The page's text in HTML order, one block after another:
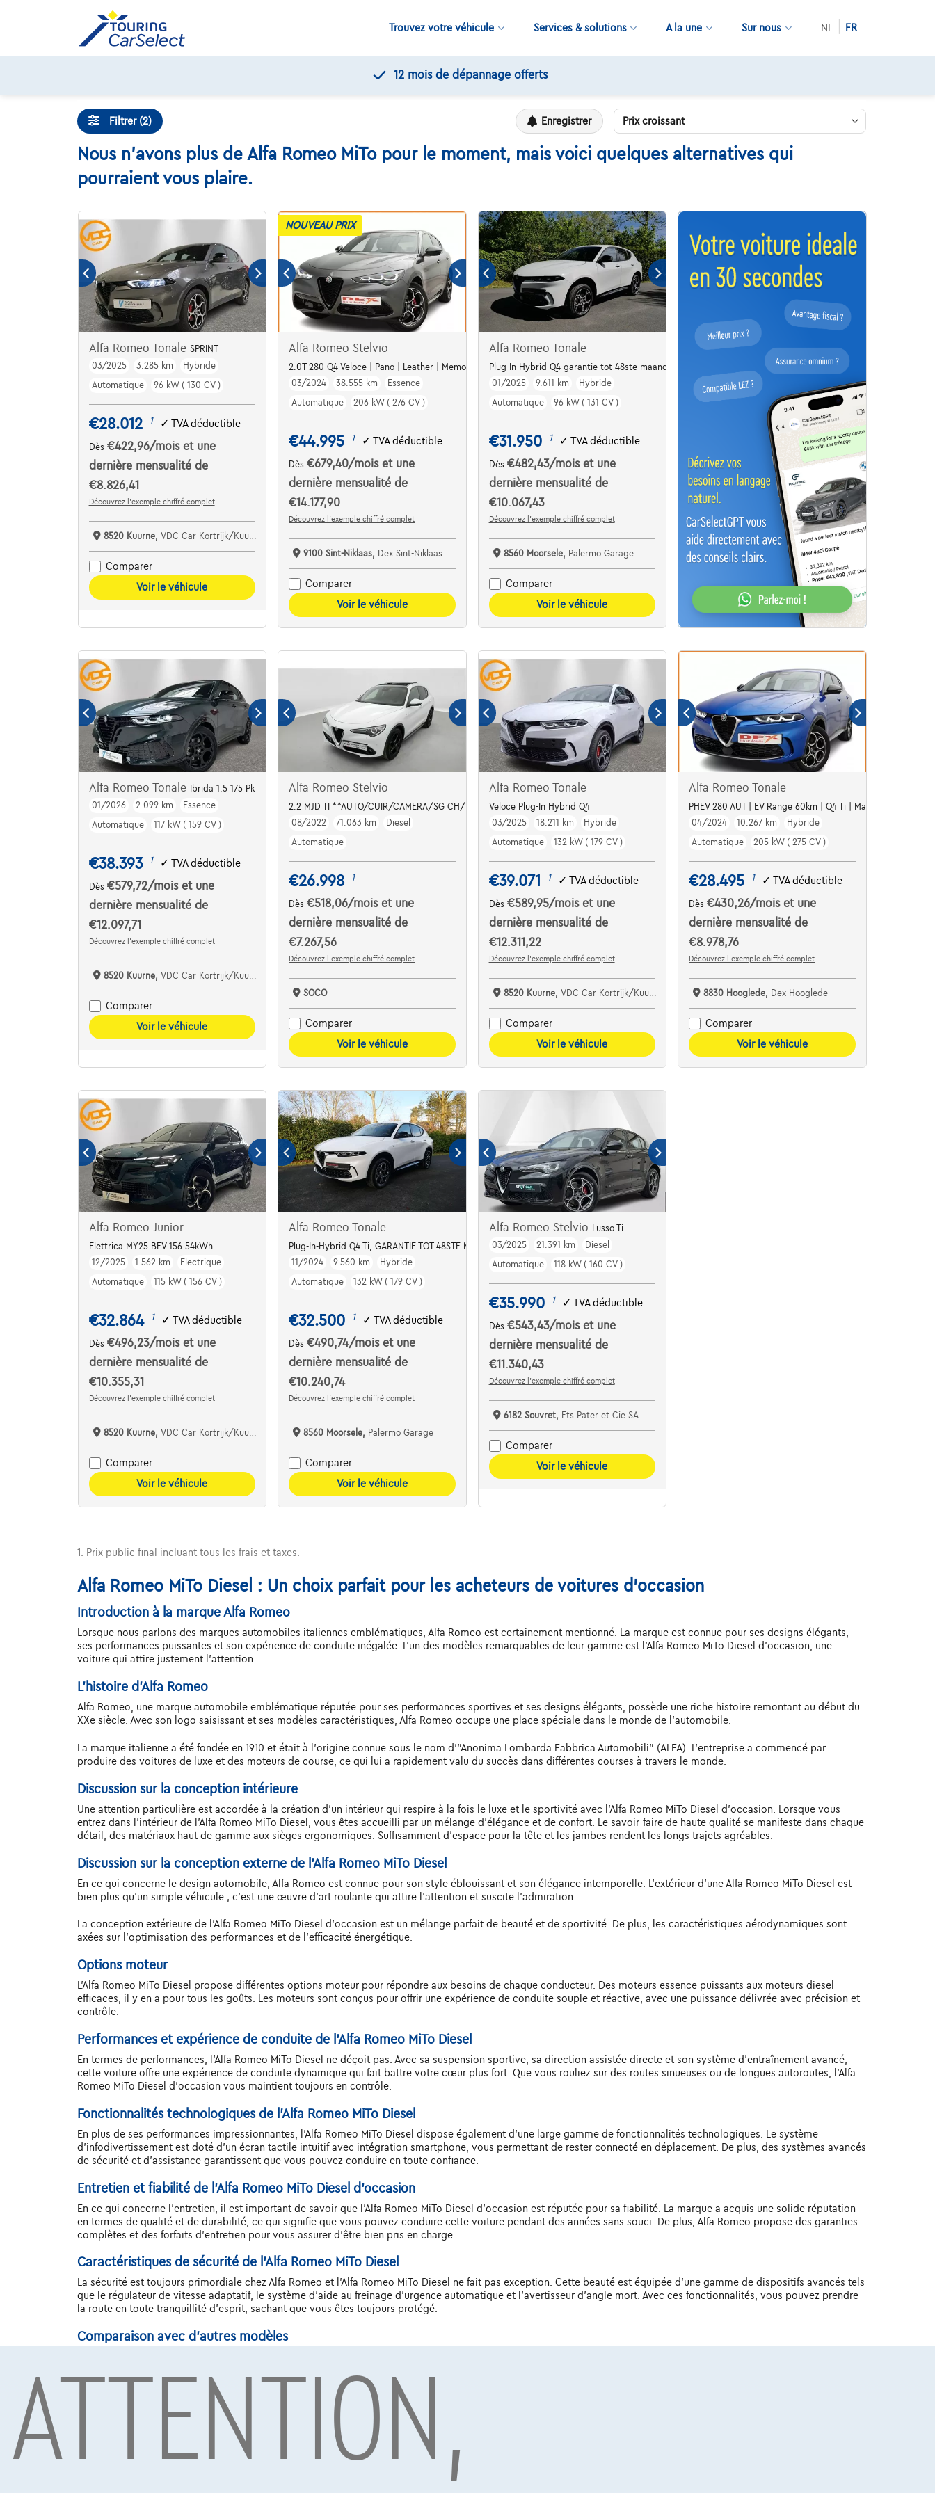
Trouvez votre véhicule Services & solutions A la une Sur nous NL FR
Filtrer (2) Enregistrer
Nous n'avons plus de Alfa Romeo MiTo pour le moment, mais voici quelques alternatives qui
pourraient vous plaire.
Alfa Romeo Tonale SPRINT
03/2025
3.285 km
Hybride
Automatique
96 kW ( 130 CV )
€28.012 1 ✓ TVA déductible
Dès €422,96/mois et une
dernière mensualité de
€8.826,41
Découvrez l’exemple chiffré complet
8520 Kuurne, VDC Car Kortrijk/Kuurne
Comparer
Voir le véhicule
NOUVEAU PRIX
Alfa Romeo Stelvio
2.0T 280 Q4 Veloce | Pano | Leather | Memory Seat | Harman Kardon Sound
03/2024
38.555 km
Essence
Automatique
206 kW ( 276 CV )
€44.995 1 ✓TVA déductible
Dès€679,40/moiset une
dernière mensualité de
€14.177,90
Découvrez l’exemple chiffré complet
9100 Sint-Niklaas, Dex Sint-Niklaas De Autospecialist bv
Comparer
Voir le véhicule
Alfa Romeo Tonale
Plug-In-Hybrid Q4 garantie tot 48ste maand
01/2025
9.611 km
Hybride
Automatique
96 kW ( 131 CV )
€31.950 1 ✓ TVA déductible
Dès €482,43/mois et une
dernière mensualité de
€10.067,43
Découvrez l’exemple chiffré complet
8560 Moorsele, Palermo Garage
Comparer
Voir le véhicule
Alfa Romeo Tonale
Ibrida 1.5 175 Pk
01/2026
2.099 km
Essence
Automatique
117 kW ( 159 CV )
€38.393 1 ✓ TVA déductible
Dès €579,72/mois et une
dernière mensualité de
€12.097,71
Découvrez l’exemple chiffré complet
8520 Kuurne, VDC Car Kortrijk/Kuurne
Comparer
Voir le véhicule
Alfa Romeo Stelvio
2.2 MJD TI **AUTO/CUIR/CAMERA/SG CH/FULL LED**
08/2022
71.063 km
Diesel
Automatique
€26.998 1
Dès€518,06/moiset une
dernière mensualité de
€7.267,56
Découvrez l’exemple chiffré complet
SOCO
Comparer
Voir le véhicule
Alfa Romeo Tonale
Veloce Plug-In Hybrid Q4
03/2025
18.211 km
Hybride
Automatique
132 kW ( 179 CV )
€39.071 1 ✓ TVA déductible
Dès €589,95/mois et une
dernière mensualité de
€12.311,22
Découvrez l’exemple chiffré complet
8520 Kuurne, VDC Car Kortrijk/Kuurne
Comparer
Voir le véhicule
Alfa Romeo Tonale
PHEV 280 AUT | EV Range 60km | Q4 Ti | Matrix LED |
04/2024
10.267 km
Hybride
Automatique
205 kW ( 275 CV )
€28.495 1 ✓TVA déductible
Dès€430,26/moiset une
dernière mensualité de
€8.978,76
Découvrez l’exemple chiffré complet
8830 Hooglede, Dex Hooglede
Comparer
Voir le véhicule
Alfa Romeo Junior
Elettrica MY25 BEV 156 54kWh
12/2025
1.562 km
Electrique
Automatique
115 kW ( 156 CV )
€32.864 1 ✓ TVA déductible
Dès €496,23/mois et une
dernière mensualité de
€10.355,31
Découvrez l’exemple chiffré complet
8520 Kuurne, VDC Car Kortrijk/Kuurne
Comparer
Voir le véhicule
Alfa Romeo Tonale
Plug-In-Hybrid Q4 Ti, GARANTIE TOT 48STE MAAND
11/2024
9.560 km
Hybride
Automatique
132 kW ( 179 CV )
€32.500 1 ✓TVA déductible
Dès€490,74/moiset une
dernière mensualité de
€10.240,74
Découvrez l’exemple chiffré complet
8560 Moorsele, Palermo Garage
Comparer
Voir le véhicule
Alfa Romeo Stelvio
Lusso Ti
03/2025
21.391 km
Diesel
Automatique
118 kW ( 160 CV )
€35.990 1 ✓ TVA déductible
Dès €543,43/mois et une
dernière mensualité de
€11.340,43
Découvrez l’exemple chiffré complet
6182 Souvret, Ets Pater et Cie SA
Comparer
Voir le véhicule
1. Prix public final incluant tous les frais et taxes.
Alfa Romeo MiTo Diesel : Un choix parfait pour les acheteurs de voitures d'occasion
Introduction à la marque Alfa Romeo
Lorsque nous parlons des marques automobiles italiennes emblématiques, Alfa Romeo est certainement mentionné. La marque est connue pour ses designs élégants,
ses performances puissantes et son expérience de conduite inégalée. L'un des modèles remarquables de leur gamme est l'Alfa Romeo MiTo Diesel d'occasion, une
voiture qui attire justement l'attention.
L'histoire d'Alfa Romeo
Alfa Romeo, une marque automobile emblématique réputée pour ses performances sportives et ses designs élégants, possède une riche histoire remontant au début du
XXe siècle. Avec son logo saisissant et ses modèles caractéristiques, Alfa Romeo occupe une place spéciale dans le monde de l'automobile.
La marque italienne a été fondée en 1910 et était à l'origine connue sous le nom d'"Anonima Lombarda Fabbrica Automobili" (ALFA). L'entreprise a commencé par
produire des voitures de luxe et des moteurs de course, ce qui lui a rapidement valu du succès dans différentes courses à travers le monde.
Discussion sur la conception intérieure
Une attention particulière est accordée à la création d'un intérieur qui respire à la fois le luxe et le sportivité avec l'Alfa Romeo MiTo Diesel d'occasion. Lorsque vous
entrez dans l'intérieur de l'Alfa Romeo MiTo Diesel, vous êtes accueilli par un mélange d'élégance et de confort. Le savoir-faire de haute qualité se manifeste dans chaque
détail, des matériaux haut de gamme aux sièges ergonomiques. Suffisamment d'espace pour la tête et les jambes rendent les longs trajets agréables.
Discussion sur la conception externe de l'Alfa Romeo MiTo Diesel
En ce qui concerne le design automobile, Alfa Romeo est connue pour son style éblouissant et son élégance intemporelle. L'extérieur d'une Alfa Romeo MiTo Diesel est
bien plus qu'un simple véhicule ; c'est une œuvre d'art roulante qui attire l'attention et suscite l'admiration.
La conception extérieure de l'Alfa Romeo MiTo Diesel d'occasion est un mélange parfait de beauté et de sportivité. De plus, les caractéristiques aérodynamiques sont
axées sur l'optimisation des performances et de l'efficacité énergétique.
Options moteur
L'Alfa Romeo MiTo Diesel propose différentes options moteur pour répondre aux besoins de chaque conducteur. Des moteurs essence puissants aux moteurs diesel
efficaces, il y en a pour tous les goûts. Les moteurs sont conçus pour offrir une expérience de conduite souple et réactive, avec une puissance délivrée avec précision et
contrôle.
Performances et expérience de conduite de l'Alfa Romeo MiTo Diesel
En termes de performances, l'Alfa Romeo MiTo Diesel ne déçoit pas. Avec sa suspension sportive, sa direction assistée directe et son système d'entraînement avancé,
cette voiture offre une expérience de conduite dynamique qui fait battre votre cœur plus fort. Que vous rouliez sur des routes sinueuses ou de longues autoroutes, l'Alfa
Romeo MiTo Diesel d'occasion vous maintient toujours en contrôle.
Fonctionnalités technologiques de l'Alfa Romeo MiTo Diesel
En plus de ses performances impressionnantes, l'Alfa Romeo MiTo Diesel dispose également d'une large gamme de fonctionnalités technologiques. Le système
d'infodivertissement est doté d'un écran tactile intuitif avec intégration smartphone, vous permettant de rester connecté en déplacement. De plus, des systèmes avancés
de sécurité et d'assistance garantissent que vous pouvez conduire en toute confiance.
Entretien et fiabilité de l'Alfa Romeo MiTo Diesel d'occasion
En ce qui concerne l'entretien, il est important de savoir que l'Alfa Romeo MiTo Diesel d'occasion est réputée pour sa fiabilité. La marque a acquis une solide réputation
en termes de qualité et de durabilité, ce qui signifie que vous pouvez conduire cette voiture pendant des années sans souci. De plus, Alfa Romeo propose des garanties
complètes et des forfaits d'entretien pour vous assurer d'être bien pris en charge.
Caractéristiques de sécurité de l'Alfa Romeo MiTo Diesel
La sécurité est toujours primordiale chez Alfa Romeo et l'Alfa Romeo MiTo Diesel ne fait pas exception. Cette beauté est équipée d'une gamme de dispositifs avancés tels
que le régulateur de vitesse adaptatif, le système d'aide au freinage d'urgence automatique et l'avertisseur d'angle mort. Avec ces fonctionnalités, vous pouvez prendre
la route en toute tranquillité d'esprit, sachant que vous êtes toujours protégé.
Comparaison avec d'autres modèles
émotionnel du Alfa Romeo MiTo Diesel .
Prix de l'occasion de l'Alfa Romeo MiTo Diesel
Pour les acheteurs de voitures d'occasion, le prix est un facteur important. Heureusement, l'Alfa Romeo MiTo Diesel offre également beaucoup en termes de rapport
qualité-prix dans ce domaine. En optant pour une Alfa Romeo MiTo Diesel , vous pouvez profiter du luxe et des performances à un prix inférieur. De plus, ce Alfa Romeo
MiTo Diesel d'occasion conserve bien sa valeur, en faisant un investissement judicieux.
ATTENTION,